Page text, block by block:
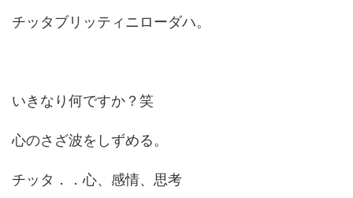
チッタブリッティニローダハ。
いきなり何ですか？笑
心のさざ波をしずめる。
チッタ．．心、感情、思考